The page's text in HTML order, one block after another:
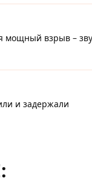
мощный взрыв –
и задержали